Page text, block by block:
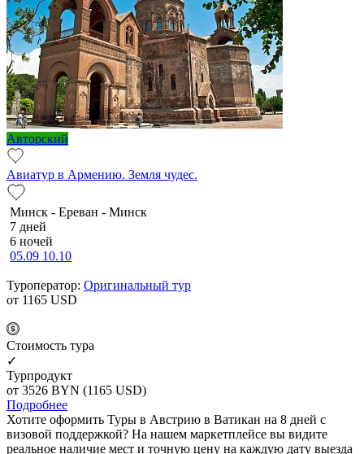
Авторский
Авиатур в Армению. Земля чудес.
Минск - Ереван - Минск
7 дней
6 ночей
05.09 10.10
Туроператор: Оригинальный тур
от 1165 USD
Cтоимость тура
✓
Турпродукт
от 3526 BYN (1165 USD)
Подробнее
Хотите оформить Туры в Австрию в Ватикан на 8 дней с
визовой поддержкой? На нашем маркетплейсе вы видите
реальное наличие мест и точную цену на каждую дату выезда